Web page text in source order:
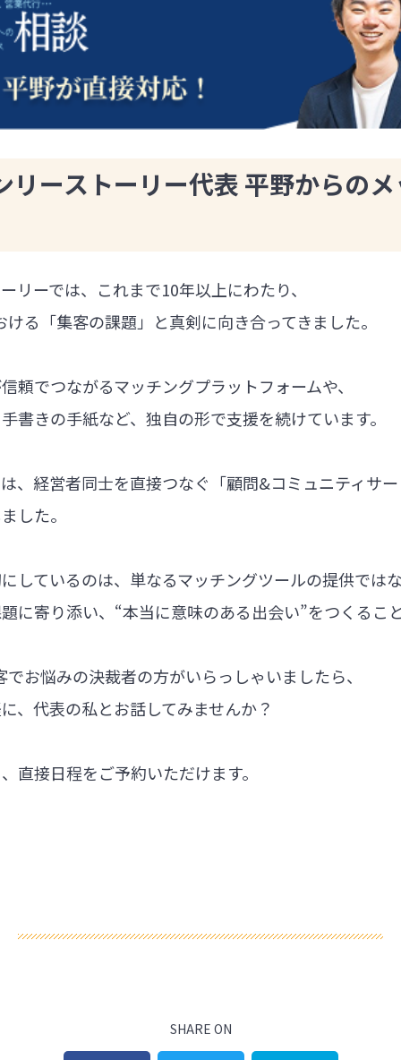
リーストーリー代表 平野からの
リーでは、これまで10年以上にわたり、
る「集客の課題」と真剣に向き合ってきました。
頼でつながるマッチングプラットフォームや、
書きの手紙など、独自の形で支援を続けています。
、経営者同士を直接つなぐ「顧問&コミュニティサ
した。
しているのは、単なるマッチングツールの提供では
に寄り添い、“本当に意味のある出会い”をつくるこ
お悩みの決裁者の方がいらっしゃいましたら、
、代表の私とお話してみませんか？
直接日程をご予約いただけます。
SHARE ON